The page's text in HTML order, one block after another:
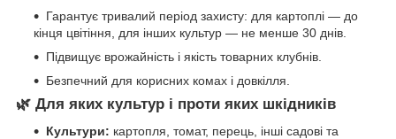
Гарантує тривалий період захисту: для картоплі — до
кінця цвітіння, для інших культур — не менше 30 днів.
Підвищує врожайність і якість товарних клубнів.
Безпечний для корисних комах і довкілля.
🌿 Для яких культур і проти яких шкідників
Культури: картопля, томат, перець, інші садові та